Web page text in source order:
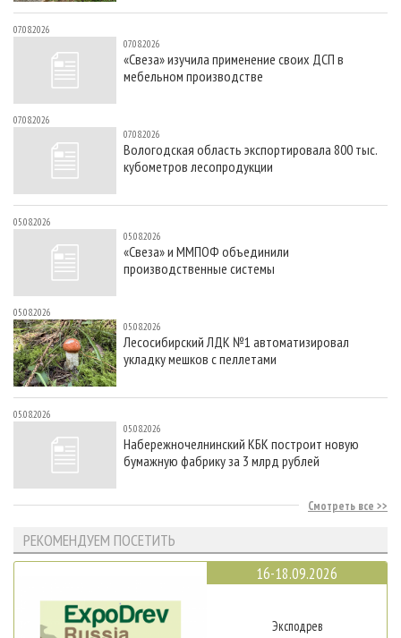
07.08.2026
07.08.2026
«Свеза» изучила применение своих ДСП в
мебельном производстве
07.08.2026
07.08.2026
Вологодская область экспортировала 800 тыс.
кубометров лесопродукции
05.08.2026
05.08.2026
«Свеза» и ММПОФ объединили
производственные системы
05.08.2026
05.08.2026
Лесосибирский ЛДК №1 автоматизировал
укладку мешков с пеллетами
05.08.2026
05.08.2026
Набережночелнинский КБК построит новую
бумажную фабрику за 3 млрд рублей
Смотреть все
РЕКОМЕНДУЕМ ПОСЕТИТЬ
16-18.09.2026
Эксподрев